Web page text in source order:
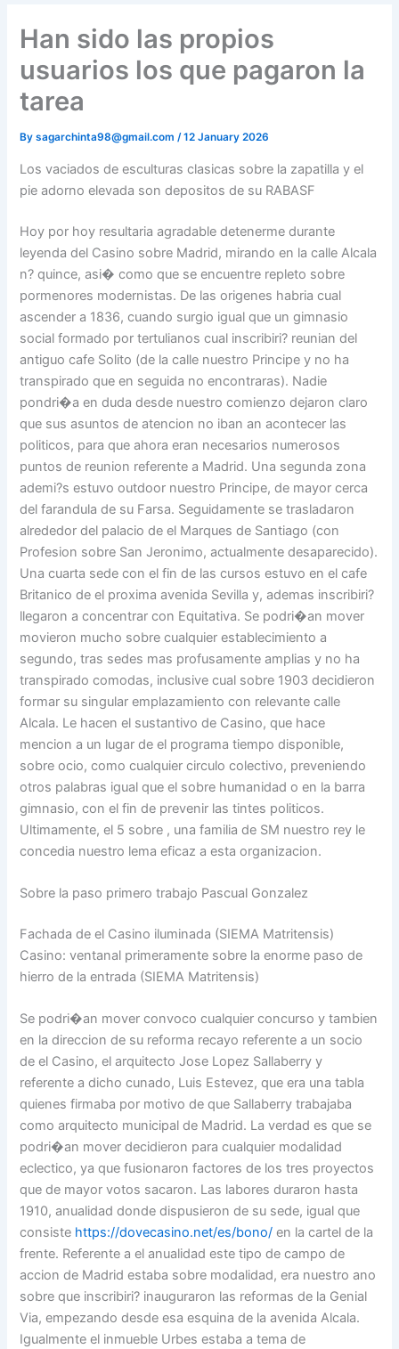
Han sido las propios
usuarios los que pagaron la
tarea
Bysagarchinta98@gmail.com/12 January 2026
Los vaciados de esculturas clasicas sobre la zapatilla y el
pie adorno elevada son depositos de su RABASF
Hoy por hoy resultaria agradable detenerme durante
leyenda del Casino sobre Madrid, mirando en la calle Alcala
n? quince, asi� como que se encuentre repleto sobre
pormenores modernistas. De las origenes habria cual
ascender a 1836, cuando surgio igual que un gimnasio
social formado por tertulianos cual inscribiri? reunian del
antiguo cafe Solito (de la calle nuestro Principe y no ha
transpirado que en seguida no encontraras). Nadie
pondri�a en duda desde nuestro comienzo dejaron claro
que sus asuntos de atencion no iban an acontecer las
politicos, para que ahora eran necesarios numerosos
puntos de reunion referente a Madrid. Una segunda zona
ademi?s estuvo outdoor nuestro Principe, de mayor cerca
del farandula de su Farsa. Seguidamente se trasladaron
alrededor del palacio de el Marques de Santiago (con
Profesion sobre San Jeronimo, actualmente desaparecido).
Una cuarta sede con el fin de las cursos estuvo en el cafe
Britanico de el proxima avenida Sevilla y, ademas inscribiri?
llegaron a concentrar con Equitativa. Se podri�an mover
movieron mucho sobre cualquier establecimiento a
segundo, tras sedes mas profusamente amplias y no ha
transpirado comodas, inclusive cual sobre 1903 decidieron
formar su singular emplazamiento con relevante calle
Alcala. Le hacen el sustantivo de Casino, que hace
mencion a un lugar de el programa tiempo disponible,
sobre ocio, como cualquier circulo colectivo, preveniendo
otros palabras igual que el sobre humanidad o en la barra
gimnasio, con el fin de prevenir las tintes politicos.
Ultimamente, el 5 sobre , una familia de SM nuestro rey le
concedia nuestro lema eficaz a esta organizacion.
Sobre la paso primero trabajo Pascual Gonzalez
Fachada de el Casino iluminada (SIEMA Matritensis)
Casino: ventanal primeramente sobre la enorme paso de
hierro de la entrada (SIEMA Matritensis)
Se podri�an mover convoco cualquier concurso y tambien
en la direccion de su reforma recayo referente a un socio
de el Casino, el arquitecto Jose Lopez Sallaberry y
referente a dicho cunado, Luis Estevez, que era una tabla
quienes firmaba por motivo de que Sallaberry trabajaba
como arquitecto municipal de Madrid. La verdad es que se
podri�an mover decidieron para cualquier modalidad
eclectico, ya que fusionaron factores de los tres proyectos
que de mayor votos sacaron. Las labores duraron hasta
1910, anualidad donde dispusieron de su sede, igual que
consiste https://dovecasino.net/es/bono/ en la cartel de la
frente. Referente a el anualidad este tipo de campo de
accion de Madrid estaba sobre modalidad, era nuestro ano
sobre que inscribiri? inauguraron las reformas de la Genial
Via, empezando desde esa esquina de la avenida Alcala.
Igualmente el inmueble Urbes estaba a tema de